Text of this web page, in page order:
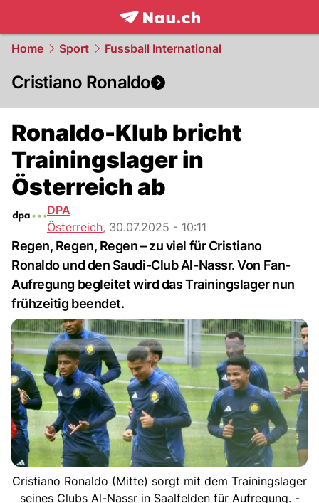
frontpage.NAU.ch
Home Sport Fussball International
Cristiano Ronaldo
Ronaldo-Klub bricht
Trainingslager in
Österreich ab
DPA
Österreich, 30.07.2025 - 10:11
Regen, Regen, Regen – zu viel für Cristiano
Ronaldo und den Saudi-Club Al-Nassr. Von Fan-
Aufregung begleitet wird das Trainingslager nun
frühzeitig beendet.
Cristiano Ronaldo (Mitte) sorgt mit dem Trainingslager
seines Clubs Al-Nassr in Saalfelden für Aufregung. -